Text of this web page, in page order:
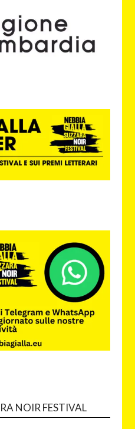
NOIR FESTIVAL